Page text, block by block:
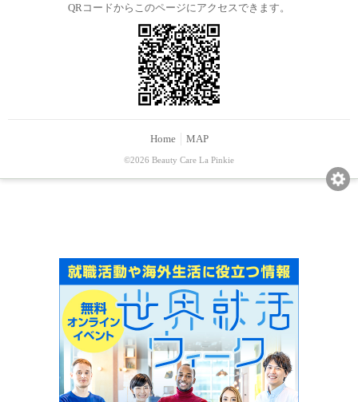
QRコードからこのページにアクセスできます。
Home MAP
©2026 Beauty Care La Pinkie